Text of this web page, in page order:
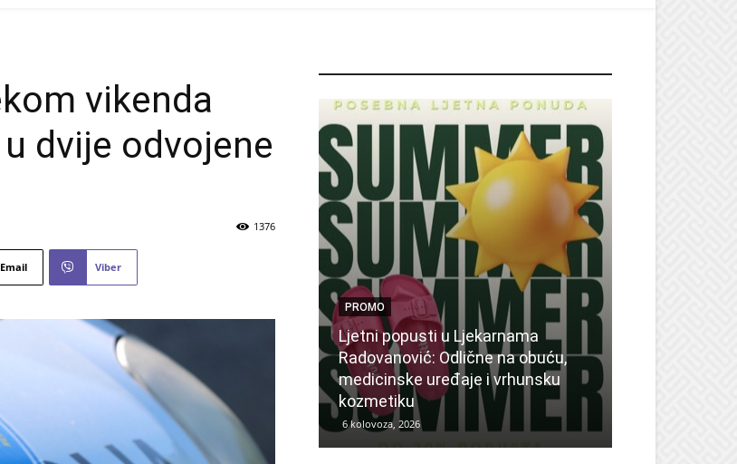
vikenda
dvije odvojene
1376
Email Viber
PROMO
Ljetni popusti u Ljekarnama
Radovanović: Odlične na obuću,
medicinske uređaje i vrhunsku
kozmetiku
6 kolovoza, 2026